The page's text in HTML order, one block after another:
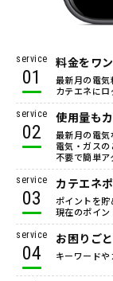
service
01
料金をワ
最新月の電気
カテエネにロ
service
02
使用量も
最新月の電気
電気・ガス
不要で簡単ア
service
03
カテエネ
ポイントを貯
現在のポイン
service
04
お困りご
キーワードや